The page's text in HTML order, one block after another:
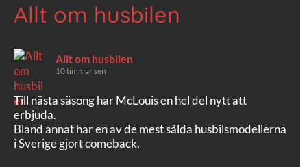
Allt om husbilen
Allt om husbilen
10 timmar sen
Till nästa säsong har McLouis en hel del nytt att
erbjuda.
Bland annat har en av de mest sålda husbilsmodellerna
i Sverige gjort comeback.